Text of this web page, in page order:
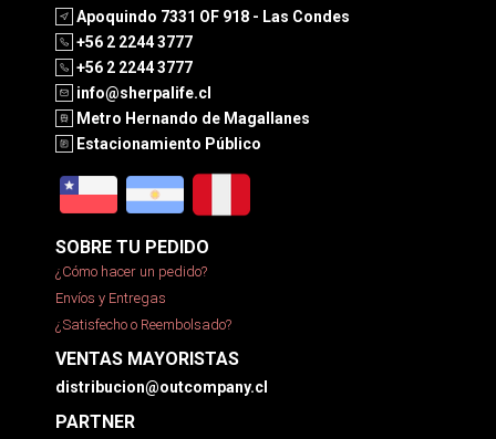
Apoquindo 7331 OF 918 - Las Condes
+56 2 2244 3777
+56 2 2244 3777
info@sherpalife.cl
Metro Hernando de Magallanes
Estacionamiento Público
SOBRE TU PEDIDO
¿Cómo hacer un pedido?
Envíos y Entregas
¿Satisfecho o Reembolsado?
VENTAS MAYORISTAS
distribucion@outcompany.cl
PARTNER